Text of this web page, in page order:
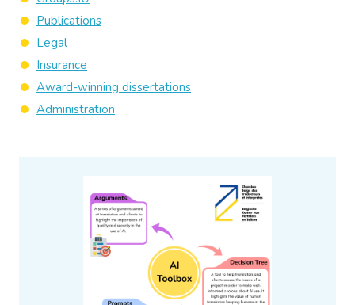
Publications
Legal
Insurance
Award-winning dissertations
Administration